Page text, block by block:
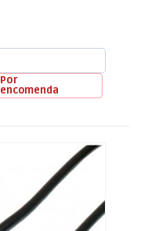
Por
encomenda